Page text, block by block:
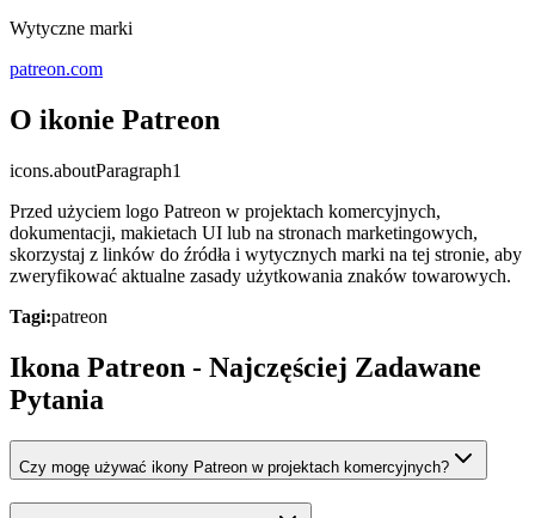
Wytyczne marki
patreon.com
O ikonie Patreon
icons.aboutParagraph1
Przed użyciem logo Patreon w projektach komercyjnych,
dokumentacji, makietach UI lub na stronach marketingowych,
skorzystaj z linków do źródła i wytycznych marki na tej stronie, aby
zweryfikować aktualne zasady użytkowania znaków towarowych.
Tagi:patreon
Ikona Patreon - Najczęściej Zadawane
Pytania
Czy mogę używać ikony Patreon w projektach komercyjnych?